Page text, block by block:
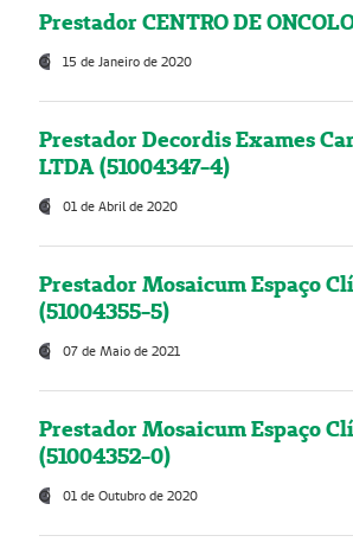
Prestador CENTRO DE
15 de Janeiro de 2020
Prestador Decordis Exames
LTDA (51004347-4)
01 de Abril de 2020
Prestador Mosaicum Espaço
(51004355-5)
07 de Maio de 2021
Prestador Mosaicum Espaço
(51004352-0)
01 de Outubro de 2020